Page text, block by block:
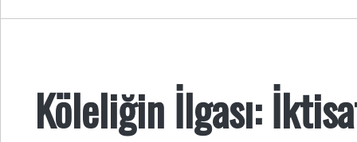
Köleliğin İlgası: